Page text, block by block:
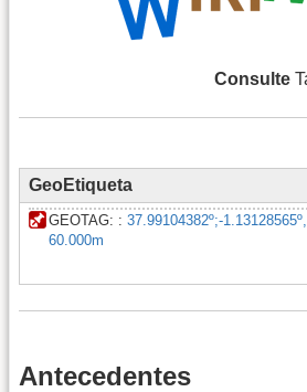
Consulte
GeoEtiqueta
GEOTAG: : 37.99104382º;-1.13128565º,
60.000m
Antecedentes